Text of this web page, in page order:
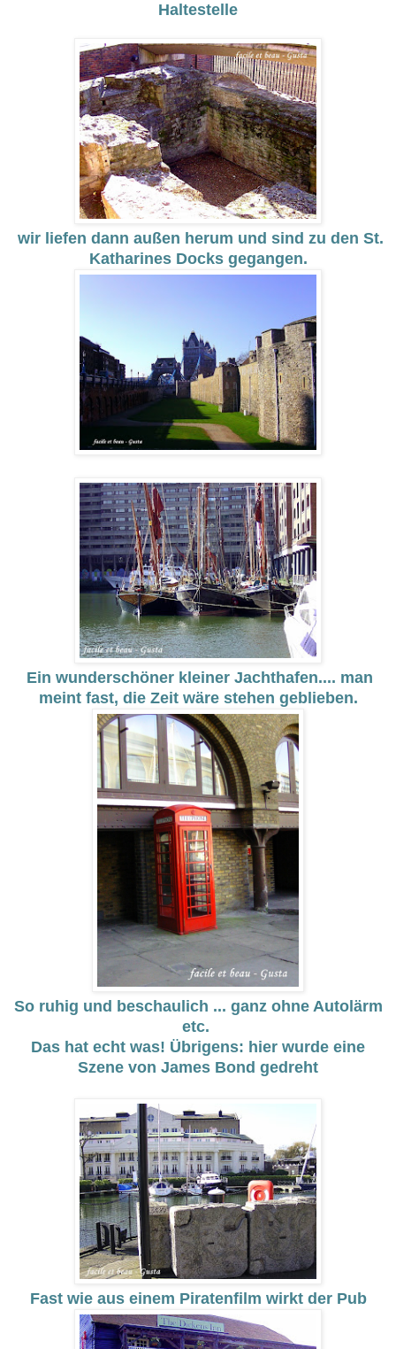
Haltestelle
wir liefen dann außen herum und sind zu den St.
Katharines Docks gegangen.
Ein wunderschöner kleiner Jachthafen.... man
meint fast, die Zeit wäre stehen geblieben.
So ruhig und beschaulich ... ganz ohne Autolärm
etc.
Das hat echt was! Übrigens: hier wurde eine
Szene von James Bond gedreht
Fast wie aus einem Piratenfilm wirkt der Pub